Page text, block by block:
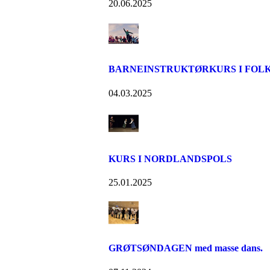
20.06.2025
BARNEINSTRUKTØRKURS I
04.03.2025
KURS I NORDLANDSPOLS
25.01.2025
GRØTSØNDAGEN med masse dans.